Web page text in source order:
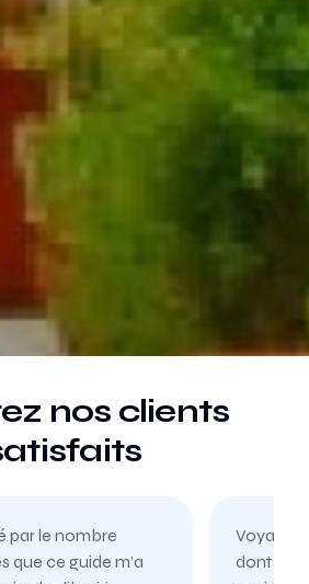
nos clients
par le nombre
que ce guide m’a
dont ce